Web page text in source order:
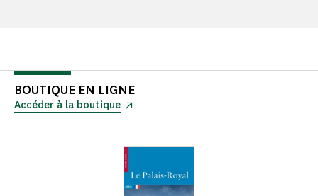
BOUTIQUE EN LIGNE
Accéder à la boutique